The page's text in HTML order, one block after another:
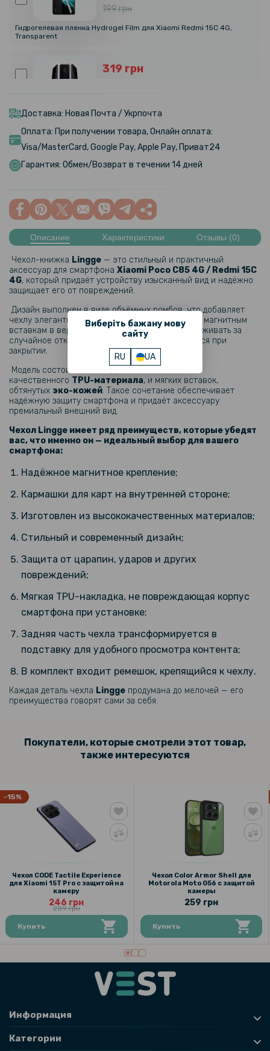
Виберіть бажану мову
сайту
RU UA
199 грн
Гидрогелевая пленка Hydrogel Film для Xiaomi Redmi 15C 4G,
Transparent
319 грн
(Антишпион, глянцевая)
239 грн
299 грн
Матовая
159 грн
199 грн
Гидрогелевая пленка Hydrogel Film для Xiaomi Redmi 15C 4G на
заднюю панель, Transparent
239 грн
299 грн
Гидрогелевая пленка Hydrogel Film для Xiaomi Redmi 15C 4G на
заднюю панель, Матовая
159 грн
199 грн
Защитное стекло Tempered Glass 0.3mm для Xiaomi Redmi 15C 4G
/ Poco C85 4G
103 грн
15C 4G на заднюю камеру
199 грн
Гидрогелевая пленка Hydrogel Film для Xiaomi Poco C85 4G,
319 грн
399 грн
Гидрогелевая пленка Privacy HD Glossy для Xiaomi Poco C85 4G
239 грн
299 грн
Доставка: Новая Почта / Укрпочта
Оплата: При получении товара, Онлайн оплата:
Visa/MasterCard, Google Pay, Apple Pay, Приват24
Гарантия: Обмен/Возврат в течении 14 дней
Описание Характеристики Отзывы (0)
Чехол-книжка Lingge — это стильный и практичный
аксессуар для смартфона Xiaomi Poco C85 4G / Redmi 15C
4G, который придаёт устройству изысканный вид и надёжно
защищает его от повреждений.
Дизайн выполнен в виде объёмных ромбов, что добавляет
чехлу элегантности и утончённости. Благодаря магнитным
вставкам в верхней крышке вы можете не переживать за
случайное открытие — она надёжно фиксируется при
закрытии.
Модель состоит из накладки, изготовленной из
качественного TPU-материала, и мягких вставок,
обтянутых эко-кожей. Такое сочетание обеспечивает
надёжную защиту смартфона и придаёт аксессуару
премиальный внешний вид.
Чехол Lingge имеет ряд преимуществ, которые убедят
вас, что именно он — идеальный выбор для вашего
смартфона:
Надёжное магнитное крепление;
Кармашки для карт на внутренней стороне;
Изготовлен из высококачественных материалов;
Стильный и современный дизайн;
Защита от царапин, ударов и других
повреждений;
Мягкая TPU-накладка, не повреждающая корпус
смартфона при установке;
Задняя часть чехла трансформируется в
подставку для удобного просмотра контента;
В комплект входит ремешок, крепящийся к чехлу.
Каждая деталь чехла Lingge продумана до мелочей — его
преимущества говорят сами за себя.
Покупатели, которые смотрели этот товар,
также интересуются
-15%
Чехол CODE Tactile Experience
для Xiaomi 15T Pro с защитой на
камеру
246 грн
289 грн
Купить
Чехол Color Armor Shell для
Motorola Moto G56 с защитой
камеры
259 грн
Купить
Информация
Категории